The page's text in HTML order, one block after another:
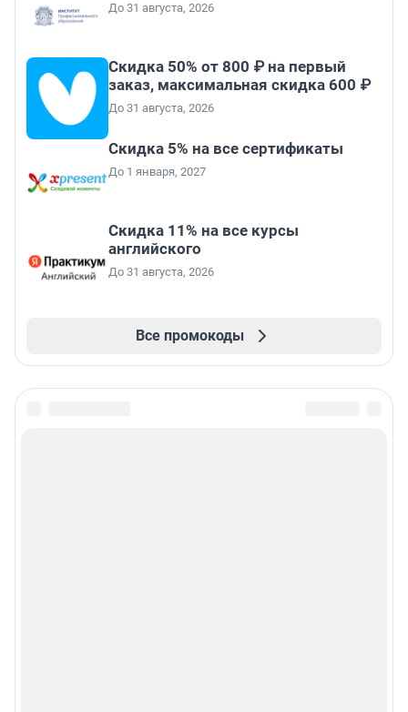
До 31 августа, 2026
Скидка 50% от 800 ₽ на первый
заказ, максимальная скидка 600 ₽
До 31 августа, 2026
Скидка 5% на все сертификаты
До 1 января, 2027
Скидка 11% на все курсы
английского
До 31 августа, 2026
Все промокоды